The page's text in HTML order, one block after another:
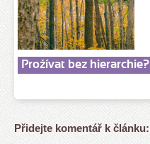
Prožívat bez hierarchie?
Přidejte komentář k článku: